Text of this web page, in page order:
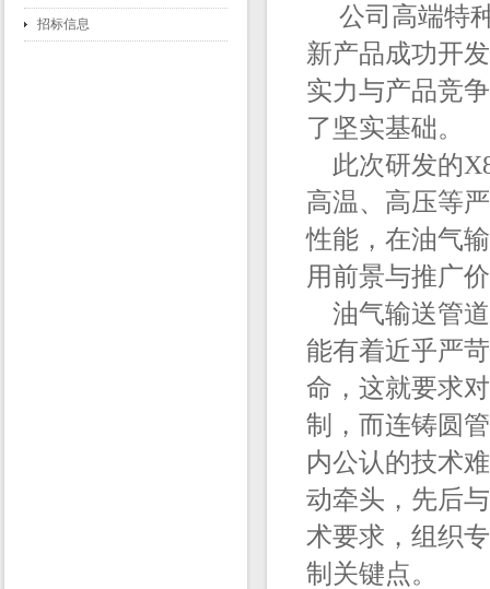
招标信息
公司高端特
新产品成功开
实力与产品竞
了坚实基础。
此次研发的
高温、高压等
性能，在油气
用前景与推广
油气输送管道
能有着近乎严
命，这就要求
制，而连铸圆
内公认的技术
动牵头，先后
术要求，组织
制关键点。